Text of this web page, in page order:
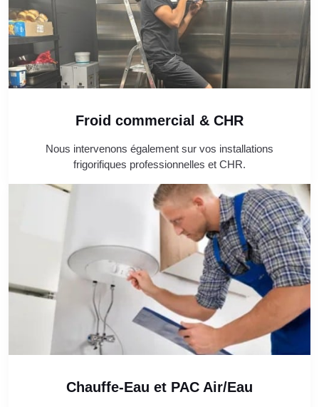
Froid commercial & CHR
Nous intervenons également sur vos installations
frigorifiques professionnelles et CHR.
Chauffe-Eau et PAC Air/Eau